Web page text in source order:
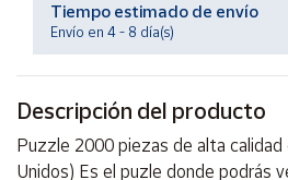
Mapa de
vendedores
vendedor
Área
vendedor
Tiempo estimado de envío
Envío en 4 - 8 día(s)
Descripción del producto
Puzzle 2000 piezas de alta
Unidos) Es el puzle donde podrás